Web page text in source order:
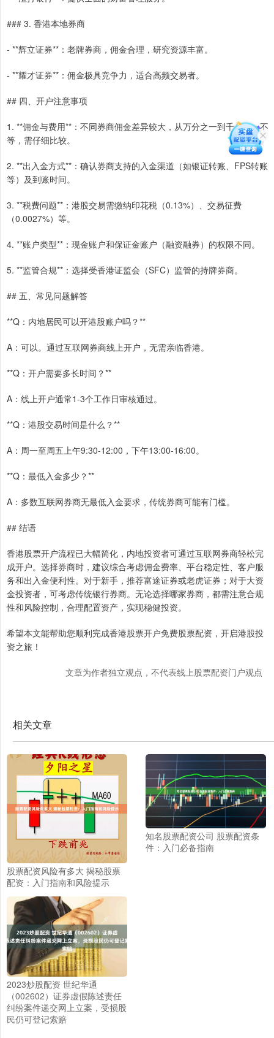
### 3. 香港本地券商
- **辉立证券**：老牌券商，佣金合理，研究资源丰富。
- **耀才证券**：佣金极具竞争力，适合高频交易者。
## 四、开户注意事项
1. **佣金与费用**：不同券商佣金差异较大，从万分之一到千分之一不
等，需仔细比较。
2. **出入金方式**：确认券商支持的入金渠道（如银证转账、FPS转账
等）及到账时间。
3. **税费问题**：港股交易需缴纳印花税（0.13%）、交易征费
（0.0027%）等。
4. **账户类型**：现金账户和保证金账户（融资融券）的权限不同。
5. **监管合规**：选择受香港证监会（SFC）监管的持牌券商。
## 五、常见问题解答
**Q：内地居民可以开港股账户吗？**
A：可以。通过互联网券商线上开户，无需亲临香港。
**Q：开户需要多长时间？**
A：线上开户通常1-3个工作日审核通过。
**Q：港股交易时间是什么？**
A：周一至周五上午9:30-12:00，下午13:00-16:00。
**Q：最低入金多少？**
A：多数互联网券商无最低入金要求，传统券商可能有门槛。
## 结语
香港股票开户流程已大幅简化，内地投资者可通过互联网券商轻松完
成开户。选择券商时，建议综合考虑佣金费率、平台稳定性、客户服
务和出入金便利性。对于新手，推荐富途证券或老虎证券；对于大资
金投资者，可考虑传统银行券商。无论选择哪家券商，都需注意合规
性和风险控制，合理配置资产，实现稳健投资。
希望本文能帮助您顺利完成香港股票开户免费股票配资，开启港股投
资之旅！
文章为作者独立观点，不代表线上股票配资门户观点
相关文章
股票配资风险有多大 揭秘股票
配资：入门指南和风险提示
知名股票配资公司 股票配资条
件：入门必备指南
2023炒股配资 世纪华通
（002602）证券虚假陈述责任
纠纷案件递交网上立案，受损股
民仍可登记索赔